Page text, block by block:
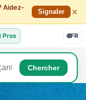
Aidez-
Signaler ×
Pros 🌐FR
Chercher